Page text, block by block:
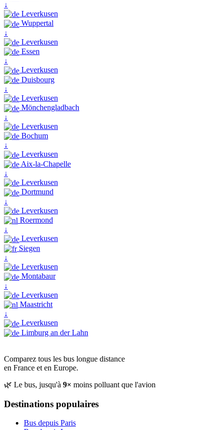
↓
Leverkusen
Wuppertal
↓
Leverkusen
Essen
↓
Leverkusen
Duisbourg
↓
Leverkusen
Mönchengladbach
↓
Leverkusen
Bochum
↓
Leverkusen
Aix-la-Chapelle
↓
Leverkusen
Dortmund
↓
Leverkusen
Roermond
↓
Leverkusen
Siegen
↓
Leverkusen
Montabaur
↓
Leverkusen
Maastricht
↓
Leverkusen
Limburg an der Lahn
Comparez tous les bus longue distance
en France et en Europe.
🌿 Le bus, jusqu'à 9× moins polluant que l'avion
Destinations populaires
Bus depuis Paris